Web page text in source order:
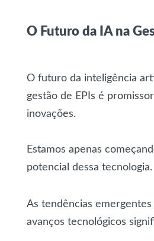
O Futuro da IA na
O futuro da inteligência
gestão de EPIs é
inovações.
Estamos apenas
potencial dessa tecnologia.
As tendências
avanços tecnológicos